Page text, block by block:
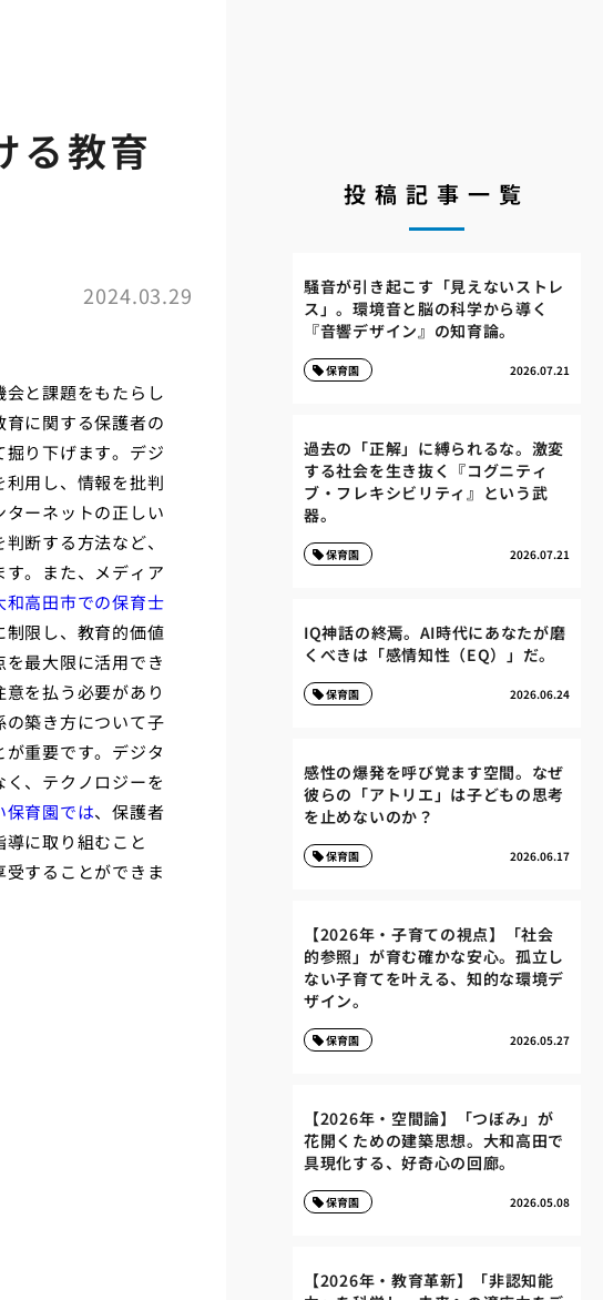
る教育
2024.03.29
と課題をもたらし
に関する保護者の
り下げます。デジ
用し、情報を批判
ーネットの正しい
断する方法など、
。また、メディア
和高田市での保育士
限し、教育的価値
最大限に活用でき
を払う必要があり
の築き方について子
重要です。デジタ
、テクノロジーを
保育園では、保護者
に取り組むこと
することができま
投稿記事一覧
騒音が引き起こす「見えないストレ
ス」。環境音と脳の科学から導く
『音響デザイン』の知育論。
2026.07.21
保育園
過去の「正解」に縛られるな。激変
する社会を生き抜く『コグニティ
ブ・フレキシビリティ』という武
器。
2026.07.21
保育園
IQ神話の終焉。AI時代にあなたが磨
くべきは「感情知性（EQ）」だ。
2026.06.24
保育園
感性の爆発を呼び覚ます空間。なぜ
彼らの「アトリエ」は子どもの思考
を止めないのか？
2026.06.17
保育園
【2026年・子育ての視点】「社会
的参照」が育む確かな安心。孤立し
ない子育てを叶える、知的な環境デ
ザイン。
2026.05.27
保育園
【2026年・空間論】「つぼみ」が
花開くための建築思想。大和高田で
具現化する、好奇心の回廊。
2026.05.08
保育園
【2026年・教育革新】「非認知能